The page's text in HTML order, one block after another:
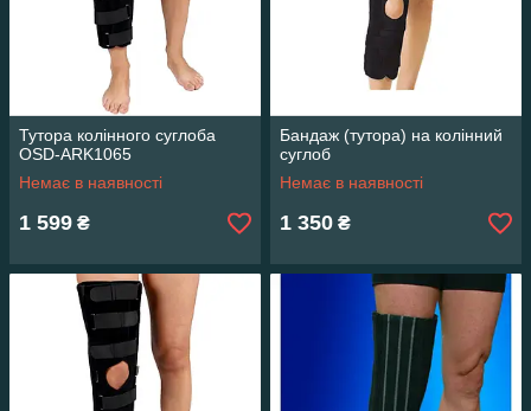
Тутора колінного суглоба
OSD-ARK1065
Немає в наявності
1 599 ₴
Бандаж (тутора) на колінний
суглоб
Немає в наявності
1 350 ₴